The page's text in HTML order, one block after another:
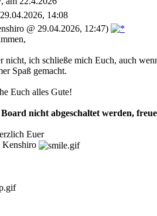
29.04.2026, 14:08
@ 29.04.2026, 12:47)
nicht, ich schließe mich Euch, auch
Spaß gemacht.
Euch alles Gute!
Board nicht abgeschaltet werden,
Euer
Kenshiro